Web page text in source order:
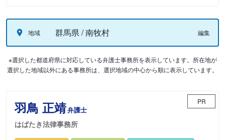
地域 群馬県 / 南牧村 編集
※選択した都道府県に対応している弁護士事務所を表示しています。所在地が
選択した地域以外にある事務所は、選択地域の中心から順に表示しています。
羽鳥 正靖弁護士
はばたき法律事務所
PR